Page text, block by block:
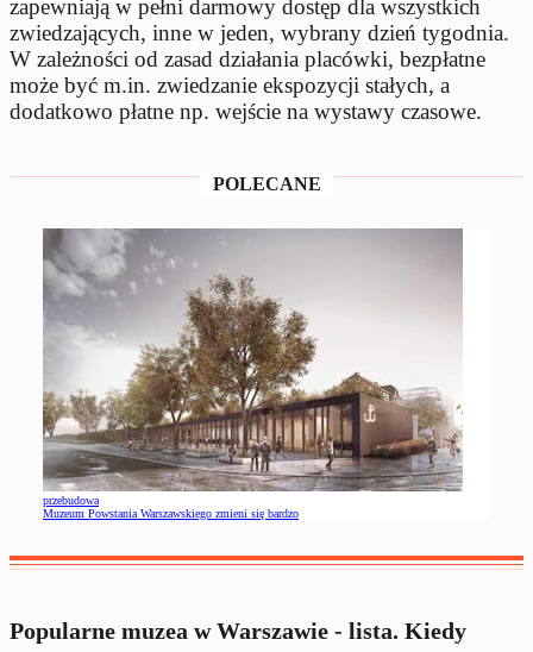
zapewniają w pełni darmowy dostęp dla wszystkich
zwiedzających, inne w jeden, wybrany dzień tygodnia.
W zależności od zasad działania placówki, bezpłatne
może być m.in. zwiedzanie ekspozycji stałych, a
dodatkowo płatne np. wejście na wystawy czasowe.
POLECANE
przebudowa
Muzeum Powstania Warszawskiego zmieni się bardzo
Popularne muzea w Warszawie - lista. Kiedy